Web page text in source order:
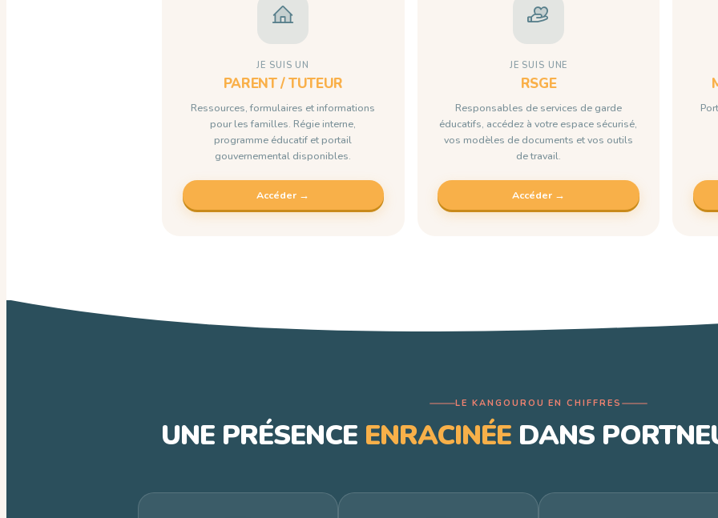
JE SUIS UN
PARENT / TUTEUR
Ressources, formulaires et informations
pour les familles. Régie interne,
programme éducatif et portail
gouvernemental disponibles.
Accéder →
JE SUIS UNE
RSGE
Responsables de services de garde
éducatifs, accédez à votre espace sécurisé,
vos modèles de documents et vos outils
de travail.
Accéder →
LE KANGOUROU EN CHIFFRES
UNE PRÉSENCE ENRACINÉEDANS